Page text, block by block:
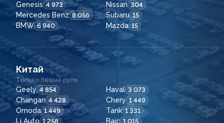
Genesis 4 973 Nissan 304
Mercedes Benz 8 056 Subaru 15
BMW 6 940 Mazda 15
Китай
Только левый руль
Geely 4 854 Haval 3 073
Changan 4 428 Chery 1 449
Omoda 1 449 Tank 1 331
Li Auto 1 258 Baic 1 015